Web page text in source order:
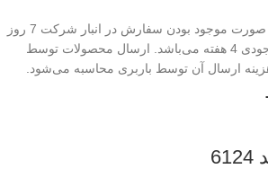
زمان تحویل سفارشات در صورت موجود بودن سفارش در انبار شرکت 7 روز
کاری و در صورت عدم موجودی 4 هفته می‌باشد. ارسال محصولات توسط
ارسال آن توسط باربری محاسبه می‌شود.